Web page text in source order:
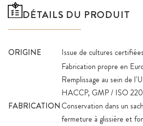
DÉTAILS DU PRODUIT
ORIGINE Issue de cultures
FABRICATION
Fabrication propre en
Remplissage au sein de
HACCP, GMP / ISO
Conservation dans un
fermeture à glissière et